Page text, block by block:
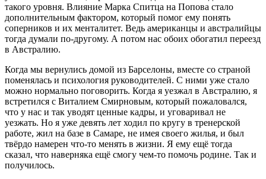
такого уровня. Влияние Марка Спитца на Попова стало
дополнительным фактором, который помог ему понять
соперников и их менталитет. Ведь американцы и австралийцы
тогда думали по-другому. А потом нас обоих обогатил переезд
в Австралию.
Когда мы вернулись домой из Барселоны, вместе со страной
поменялась и психология руководителей. С ними уже стало
можно нормально поговорить. Когда я уезжал в Австралию, я
встретился с Виталием Смирновым, который пожаловался,
что у нас и так уводят ценные кадры, и уговаривал не
уезжать. Но я уже девять лет ходил по кругу в тренерской
работе, жил на базе в Самаре, не имея своего жилья, и был
твёрдо намерен что-то менять в жизни. Я ему ещё тогда
сказал, что наверняка ещё смогу чем-то помочь родине. Так и
получилось.